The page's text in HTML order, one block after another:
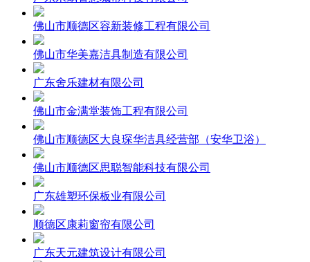
佛山市顺德区容新装修工程有限公司
佛山市华美嘉洁具制造有限公司
广东舍乐建材有限公司
佛山市金满堂装饰工程有限公司
佛山市顺德区大良琛华洁具经营部（安华卫浴）
佛山市顺德区思聪智能科技有限公司
广东雄塑环保板业有限公司
顺德区康莉窗帘有限公司
广东天元建筑设计有限公司